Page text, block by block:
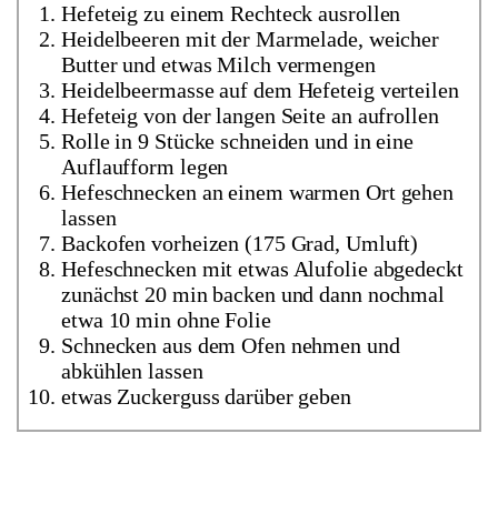
Hefeteig zu einem Rechteck ausrollen
Heidelbeeren mit der Marmelade, weicher
Butter und etwas Milch vermengen
Heidelbeermasse auf dem Hefeteig verteilen
Hefeteig von der langen Seite an aufrollen
Rolle in 9 Stücke schneiden und in eine
Auflaufform legen
Hefeschnecken an einem warmen Ort gehen
lassen
Backofen vorheizen (175 Grad, Umluft)
Hefeschnecken mit etwas Alufolie abgedeckt
zunächst 20 min backen und dann nochmal
etwa 10 min ohne Folie
Schnecken aus dem Ofen nehmen und
abkühlen lassen
etwas Zuckerguss darüber geben